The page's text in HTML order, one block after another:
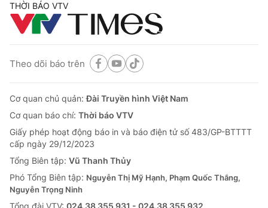
THỜI BÁO VTV
Theo dõi báo trên
Cơ quan chủ quản:Đài Truyền hình Việt Nam
Cơ quan báo chí: Thời báo VTV
Giấy phép hoạt động báo in và báo điện tử số 483/GP-BTTTT
cấp ngày 29/12/2023
Tổng Biên tập: Vũ Thanh Thủy
Phó Tổng Biên tập: Nguyễn Thị Mỹ Hạnh, Phạm Quốc Thắng,
Nguyễn Trọng Ninh